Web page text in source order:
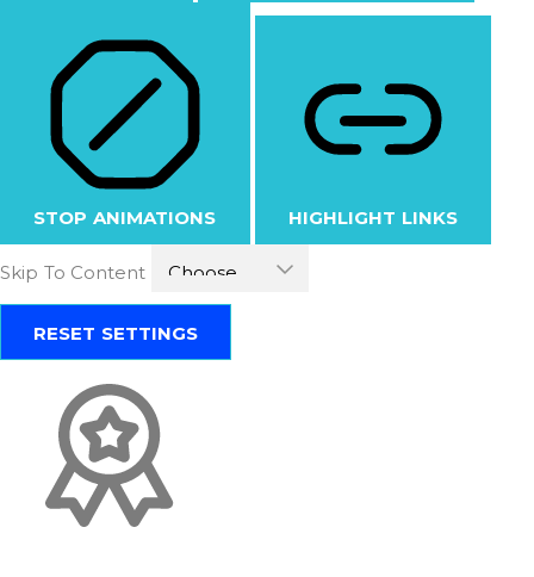
STOP ANIMATIONS HIGHLIGHT LINKS
Skip To Content
RESET SETTINGS